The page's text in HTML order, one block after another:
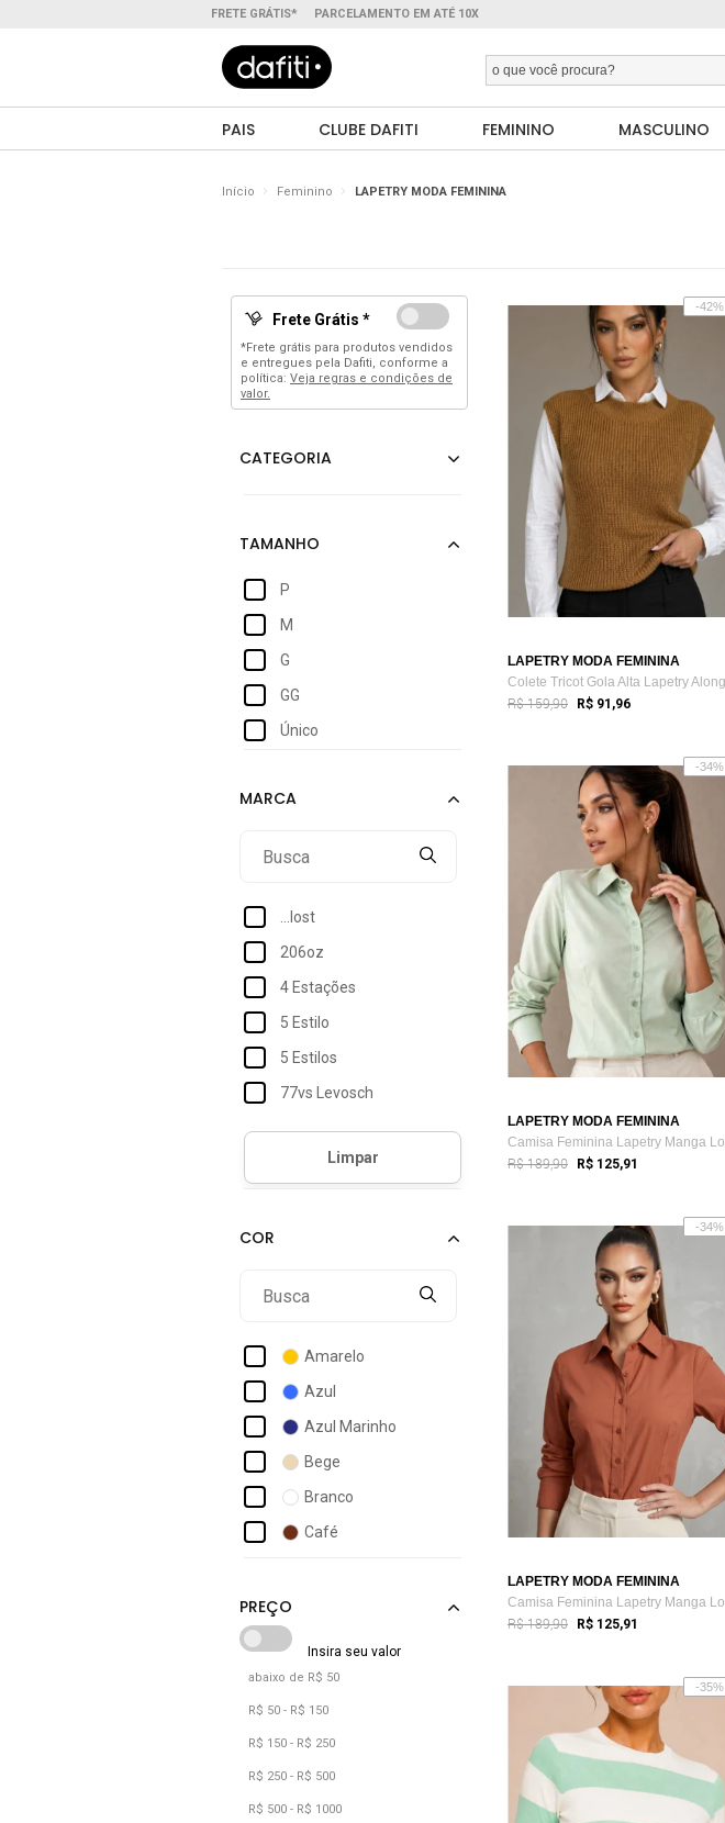
FRETE GRÁTIS* PARCELAMENTO EM ATÉ 10X
PAIS CLUBE DAFITI FEMININO MASCULINO
Início Feminino LAPETRY MODA FEMININA
Frete Grátis *
*Frete grátis para produtos vendidos
e entregues pela Dafiti, conforme a
política: Veja regras e condições de
valor.
P
M
G
GG
Único
...lost
206oz
4 Estações
5 Estilo
5 Estilos
77vs Levosch
Accona
Acostamento
Activitta
Amarelo
Azul
Azul Marinho
Bege
Branco
Café
Laranja
Marrom
Nude
Off-white
Pink
abaixo de R$ 50
R$ 50 - R$ 150
R$ 150 - R$ 250
R$ 250 - R$ 500
R$ 500 - R$ 1000
-42%
LAPETRY MODA FEMININA
R$ 159,90 R$ 91,96
-34%
LAPETRY MODA FEMININA
R$ 189,90 R$ 125,91
-34%
LAPETRY MODA FEMININA
R$ 189,90 R$ 125,91
-35%